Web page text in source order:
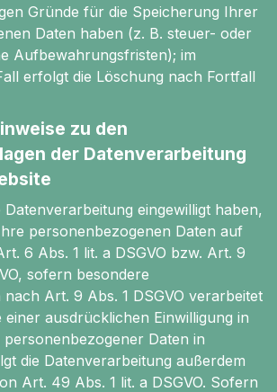
Gründe für die Speicherung Ihrer
Daten haben (z. B. steuer- oder
Aufbewahrungsfristen); im
erfolgt die Löschung nach Fortfall
zu den
der Datenverarbeitung
Datenverarbeitung eingewilligt haben,
personenbezogenen Daten auf
6 Abs. 1 lit. a DSGVO bzw. Art. 9
sofern besondere
Art. 9 Abs. 1 DSGVO verarbeitet
einer ausdrücklichen Einwilligung in
Daten in
die Datenverarbeitung außerdem
Art. 49 Abs. 1 lit. a DSGVO. Sofern